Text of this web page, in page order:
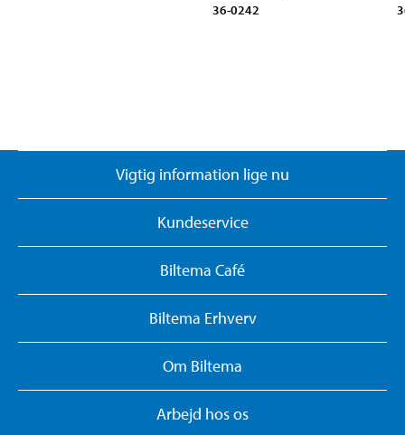
36-0242
Vigtig information lige nu
Kundeservice
Biltema Café
Biltema Erhverv
Om Biltema
Arbejd hos os